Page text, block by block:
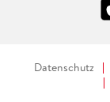
Datenschutz